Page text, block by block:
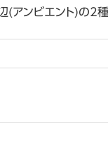
(アンビエント)の2種